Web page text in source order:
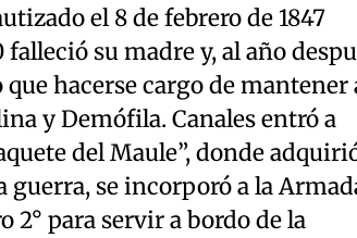
el 8 de febrero de 1847
su madre y, al año
hacerse cargo de mantener
y Demófila. Canales entró a
del Maule”, donde
se incorporó a la
2° para servir a bordo de la